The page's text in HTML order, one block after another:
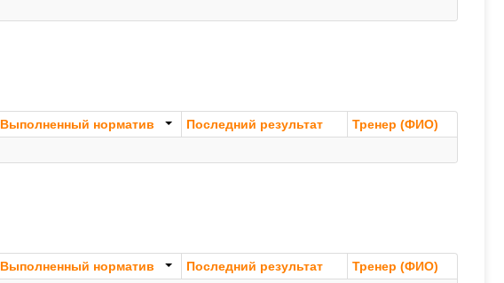
Выполненный норматив Последний результат
Тренер (ФИО)
Выполненный норматив Последний результат
Тренер (ФИО)